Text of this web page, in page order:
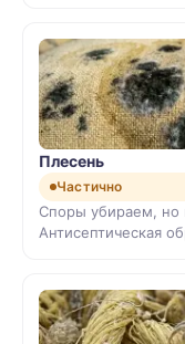
Плесень
Частично
Споры убираем, но
Антисептическая